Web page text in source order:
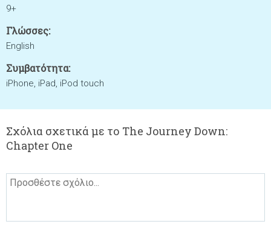
9+
Γλώσσες:
English
Συμβατότητα:
iPhone, iPad, iPod touch
Σχόλια σχετικά με το The Journey Down:
Chapter One